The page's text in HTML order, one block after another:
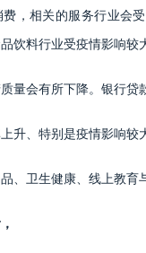
，相关的服务行业会
饮料行业受疫情影响较
量会有所下降。银行贷
升、特别是疫情影响较
、卫生健康、线上教育